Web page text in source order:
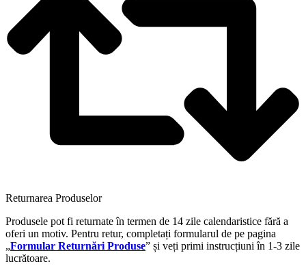
Returnarea Produselor
Produsele pot fi returnate în termen de 14 zile calendaristice fără a
oferi un motiv. Pentru retur, completați formularul de pe pagina
„Formular Returnări Produse” și veți primi instrucțiuni în 1-3 zile
lucrătoare.